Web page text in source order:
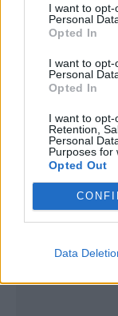
I want to
Personal
Opted In
I want to
Personal
Opted In
I want to opt-
Retention,
Personal
Purposes for
Opted Out
Data
Deputados
Sinfónica
certame